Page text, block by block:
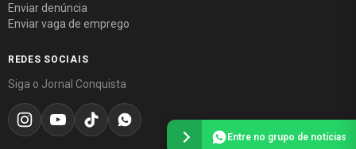
Enviar denúncia
Enviar vaga de emprego
REDES SOCIAIS
Siga o Jornal Conquista
Entre no grupo de notícias